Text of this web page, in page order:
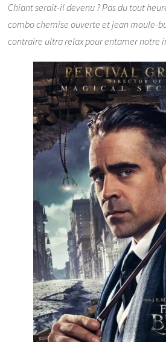
Chiant serait-il devenu ? Pas du tout
combo chemise ouverte et jean moule-
contraire ultra relax pour entamer notre